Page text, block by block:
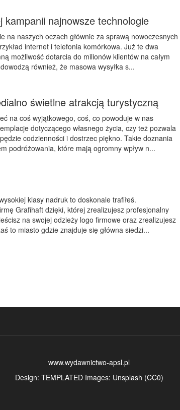
kampanii najnowsze technologie
na naszych oczach głównie za sprawą nowoczesnych
internet i telefonia komórkowa. Już te dwa
możliwość dotarcia do milionów klientów na całym
również, że masowa wysyłka s...
świetlne atrakcją turystyczną
na coś wyjątkowego, coś, co powoduje w nas
dotyczącego własnego życia, czy też pozwala
codzienności i dostrzec piękno. Takie doznania
podróżowania, które mają ogromny wpływ n...
klasy nadruk to doskonale trafiłeś.
Grafihaft dzięki, której zrealizujesz profesjonalny
na swojej odzieży logo firmowe oraz zrealizujesz
to miasto gdzie znajduje się główna siedzi...
www.wydawnictwo-apsl.pl
Design: TEMPLATEDImages: Unsplash (CC0)